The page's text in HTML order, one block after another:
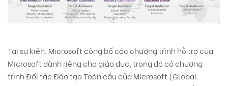
Tại sự kiện, Microsoft công bố các chương trình hỗ trợ của
Microsoft dành riêng cho giáo dục, trong đó có chương
trình Đối tác Đào tạo Toàn cầu của Microsoft (Global